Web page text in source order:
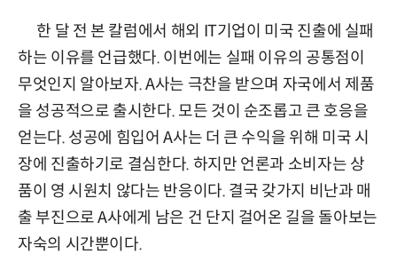
한 달 전 본 칼럼에서 해외 IT기업이 미국 진출에 실패
하는 이유를 언급했다. 이번에는 실패 이유의 공통점이
무엇인지 알아보자. A사는 극찬을 받으며 자국에서 제품
을 성공적으로 출시한다. 모든 것이 순조롭고 큰 호응을
얻는다. 성공에 힘입어 A사는 더 큰 수익을 위해 미국 시
장에 진출하기로 결심한다. 하지만 언론과 소비자는 상
품이 영 시원치 않다는 반응이다. 결국 갖가지 비난과 매
출 부진으로 A사에게 남은 건 단지 걸어온 길을 돌아보는
자숙의 시간뿐이다.